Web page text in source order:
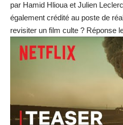
par Hamid Hlioua et Julien
également crédité au poste de
revisiter un film culte ? Réponse